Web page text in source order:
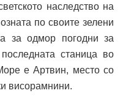
наследство на
по своите зелени
за одмор погодни за
станица во
е Артвин, место со
висорамнини.